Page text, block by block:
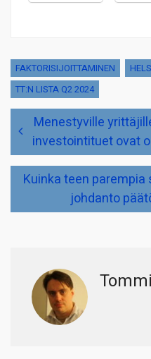
FAKTORISIJOITTAMINEN
TT:N LISTA Q2 2024
Artikkelien
selausMenestyville
investointituet ovat
Kuinka teen
johdanto